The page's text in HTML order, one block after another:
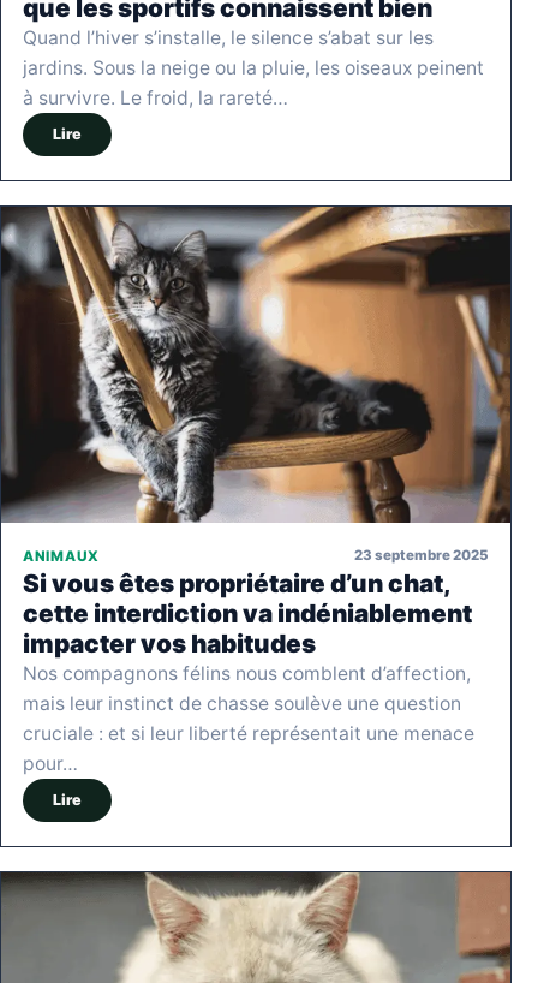
que les sportifs connaissent bien
Quand l’hiver s’installe, le silence s’abat sur les
jardins. Sous la neige ou la pluie, les oiseaux peinent
à survivre. Le froid, la rareté…
Lire
ANIMAUX 23 septembre 2025
Si vous êtes propriétaire d’un chat,
cette interdiction va indéniablement
impacter vos habitudes
Nos compagnons félins nous comblent d’affection,
mais leur instinct de chasse soulève une question
cruciale : et si leur liberté représentait une menace
pour…
Lire